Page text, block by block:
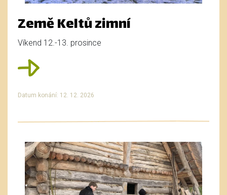
Země Keltů zimní
Víkend 12.-13. prosince
Datum konání: 12. 12. 2026